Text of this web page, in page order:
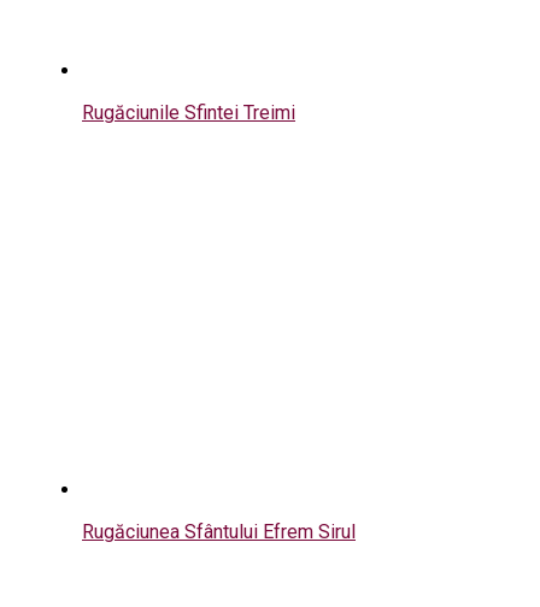
Rugăciunile Sfintei Treimi
Rugăciunea Sfântului Efrem Sirul